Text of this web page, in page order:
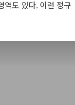
역도 있다. 이런 정규